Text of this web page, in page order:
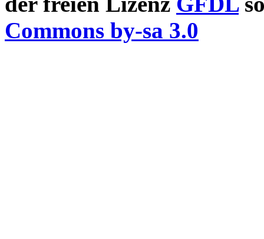
Commons by-sa 3.0